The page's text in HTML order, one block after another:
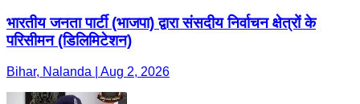
भारतीय जनता पार्टी (भाजपा) द्वारा संसदीय निर्वाचन क्षेत्रों के
परिसीमन (डिलिमिटेशन)
Bihar, Nalanda | Aug 2, 2026